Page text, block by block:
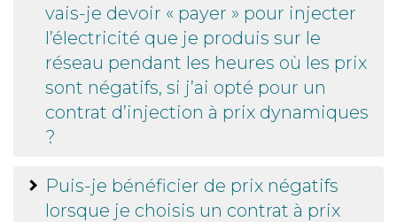
vais-je devoir « payer » pour injecter
l’électricité que je produis sur le
réseau pendant les heures où les prix
sont négatifs, si j’ai opté pour un
contrat d’injection à prix dynamiques
?
Puis-je bénéficier de prix négatifs
lorsque je choisis un contrat à prix